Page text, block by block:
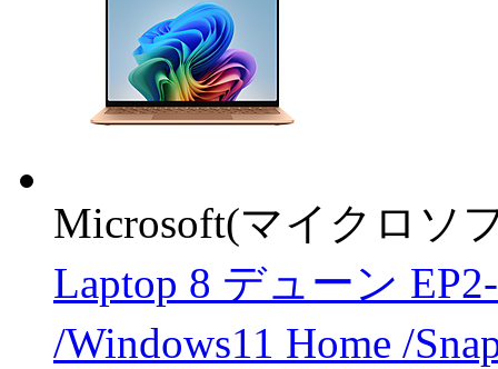
Microsoft(マイクロソ
Laptop 8 デューン
/Windows11 Home /